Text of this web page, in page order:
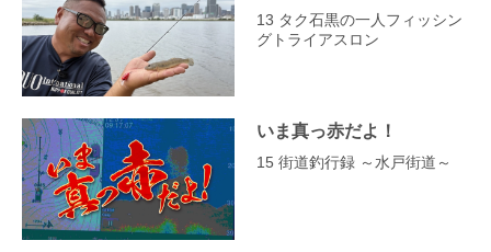
13 タク石黒の一人フィッシン
グトライアスロン
いま真っ赤だよ！
15 街道釣行録 ～水戸街道～